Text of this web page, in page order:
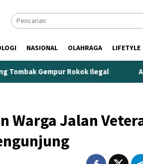
NASIONAL OLAHRAGA LIFETYLE
Rokok Ilegal Aksi Heroik
Warga Jalan